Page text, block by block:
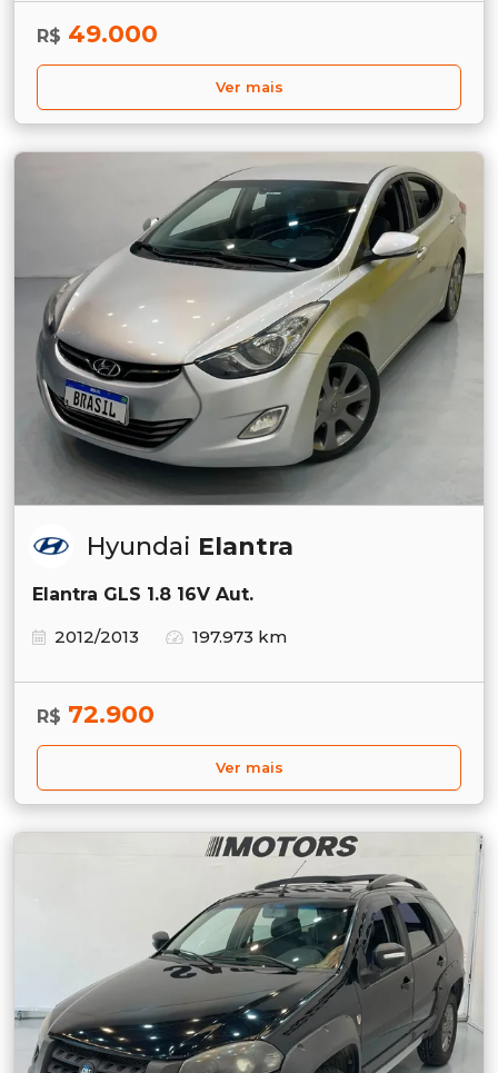
R$ 49.000
Ver mais
Hyundai Elantra
Elantra GLS 1.8 16V Aut.
2012/2013
197.973 km
R$ 72.900
Ver mais